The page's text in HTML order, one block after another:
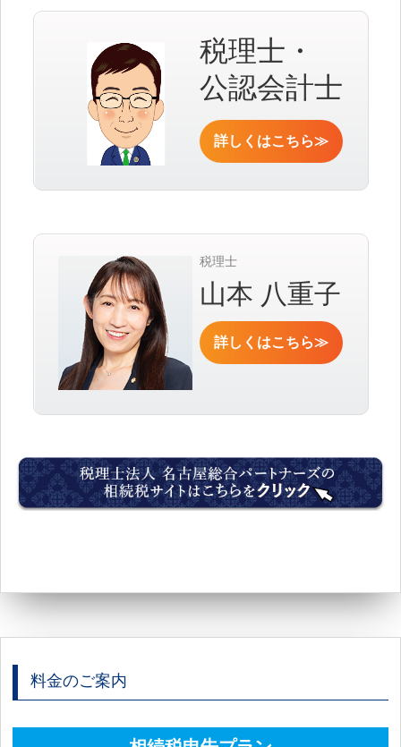
税理士・
公認会計士
詳しくはこちら≫
税理士
山本 八重子
詳しくはこちら≫
料金のご案内